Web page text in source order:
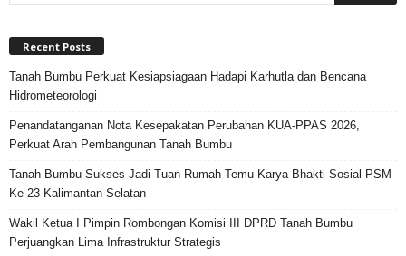
Recent Posts
Tanah Bumbu Perkuat Kesiapsiagaan Hadapi Karhutla dan Bencana
Hidrometeorologi
Penandatanganan Nota Kesepakatan Perubahan KUA-PPAS 2026,
Perkuat Arah Pembangunan Tanah Bumbu
Tanah Bumbu Sukses Jadi Tuan Rumah Temu Karya Bhakti Sosial PSM
Ke-23 Kalimantan Selatan
Wakil Ketua I Pimpin Rombongan Komisi III DPRD Tanah Bumbu
Perjuangkan Lima Infrastruktur Strategis